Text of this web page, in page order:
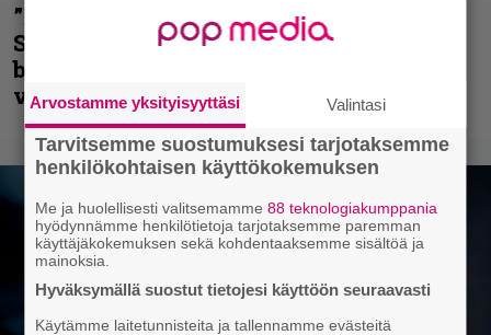
”He ovat tuoneet soittoon jotain uutta” –
Sepulturan Andreas Kisser nimeää
bändin, jonka riffit ovat tehneet
vaikutuksen
Arvostamme yksityisyyttäsi Valintasi
Tarvitsemme suostumuksesi tarjotaksemme
henkilökohtaisen käyttökokemuksen
Me ja huolellisesti valitsemamme88 teknologiakumppania
hyödynnämme henkilötietoja tarjotaksemme paremman
käyttäjäkokemuksen sekä kohdentaaksemme sisältöä ja
mainoksia.
Hyväksymällä suostut tietojesi käyttöön seuraavasti
Käytämme laitetunnisteita ja tallennamme evästeitä